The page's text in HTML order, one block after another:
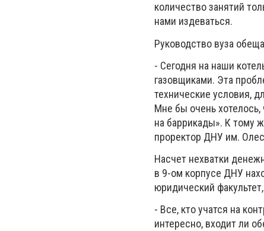
количество занятий
нами издеваться.
Руководство вуза
- Сегодня на наши
газовщиками. Эта
технические условия,
Мне бы очень
на баррикады». К тому
проректор ДНУ им.
Насчет нехватки
в 9-ом корпусе ДНУ
юридический
- Все, кто учатся на
интересно, входит ли